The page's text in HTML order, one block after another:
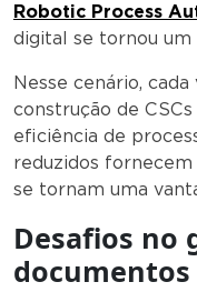
Robotic Process
digital se tornou um
Nesse cenário,
construção de
eficiência de
reduzidos
se tornam uma
Desafios no
documentos